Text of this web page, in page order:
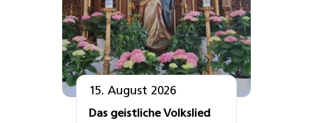
15. August 2026
Das geistliche Volkslied